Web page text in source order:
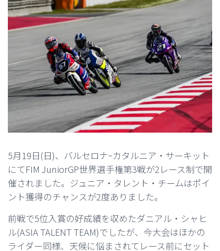
5月19日(日)、バルセロナｰカタルニア・サーキット
にてFIM JuniorGP世界選手権第3戦が2レース制で開
催されました。ジュニア・タレント・チームはポイ
ント獲得のチャンスが2度ありました。
前戦で5位入賞の好成績を収めたダニアル・シャヒ
ル(ASIA TALENT TEAM)でしたが、今大会はほかの
ライダー同様、天候に悩まされてレース前にセット